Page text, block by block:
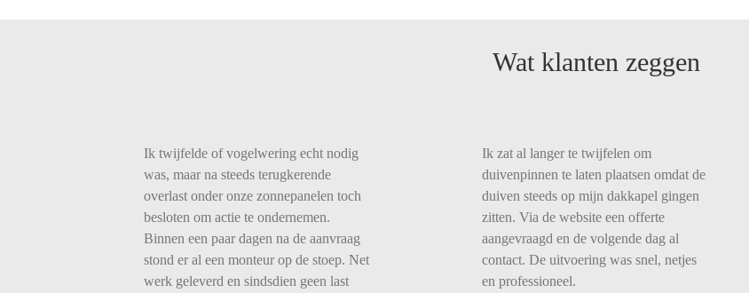
Wat klanten zeggen
Ik twijfelde of vogelwering echt nodig
was, maar na steeds terugkerende
overlast onder onze zonnepanelen toch
besloten om actie te ondernemen.
Binnen een paar dagen na de aanvraag
stond er al een monteur op de stoep. Net
werk geleverd en sindsdien geen last
Ik zat al langer te twijfelen om
duivenpinnen te laten plaatsen omdat de
duiven steeds op mijn dakkapel gingen
zitten. Via de website een offerte
aangevraagd en de volgende dag al
contact. De uitvoering was snel, netjes
en professioneel.